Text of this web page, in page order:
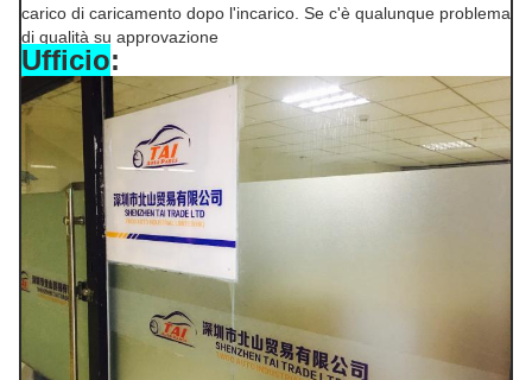
carico di caricamento dopo l'incarico. Se c'è qualunque problema
di qualità su approvazione
Ufficio: